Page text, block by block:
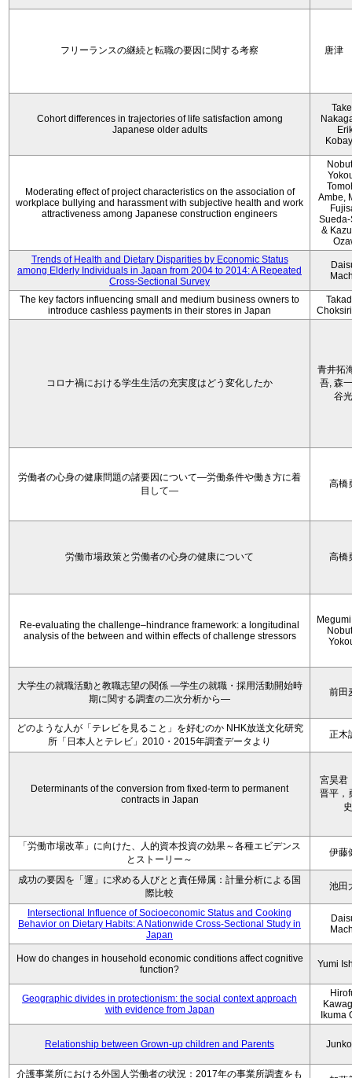
フリーランスの継続と転職の要因に関する考察 唐津
Cohort differences in trajectories of life satisfaction among
Japanese older adults
Moderating effect of project characteristics on the association of
workplace bullying and harassment with subjective health and work
attractiveness among Japanese construction engineers
Ambe,
&
Trends of Health and Dietary Disparities by Economic Status
among Elderly Individuals in Japan from 2004 to 2014: A Repeated
Cross-Sectional Survey
The key factors influencing small and medium business owners to
introduce cashless payments in their stores in Japan
コロナ禍における学生生活の充実度はどう変化したか
青井拓
吾, 森
谷
労働者の心身の健康問題の諸要因について―労働条件や働き方に着
目して―
高橋
労働市場政策と労働者の心身の健康について 高橋
Re-evaluating the challenge–hindrance framework: a longitudinal
analysis of the between and within effects of challenge stressors
大学生の就職活動と教職志望の関係 —学生の就職・採用活動開始時
期に関する調査の二次分析から―
前田
どのような人が「テレビを見ること」を好むのか NHK放送文化研究
所「日本人とテレビ」2010・2015年調査データより
正木
Determinants of the conversion from fixed-term to permanent
contracts in Japan
宮昊君
晋平，
史
「労働市場改革」に向けた、人的資本投資の効果～各種エビデンス
とストーリー～
伊藤
成功の要因を「運」に求める人びとと責任帰属：計量分析による国
際比較
池田
Intersectional Influence of Socioeconomic Status and Cooking
Behavior on Dietary Habits: A Nationwide Cross-Sectional Study in
Japan
How do changes in household economic conditions affect cognitive
function?
Yumi
Geographic divides in protectionism: the social context approach
with evidence from Japan
Ikuma
Relationship between Grown-up children and Parents
介護事業所における外国人労働者の状況：2017年の事業所調査をも